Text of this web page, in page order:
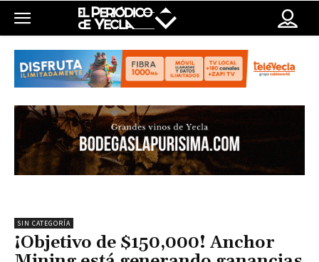
SIN CATEGORÍA
¡Objetivo de $150,000! Anchor